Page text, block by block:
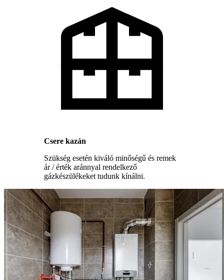
Csere kazán
Szükség esetén kiváló minőségű és remek
ár / érték aránnyal rendelkező
gázkészülékeket tudunk kínálni.